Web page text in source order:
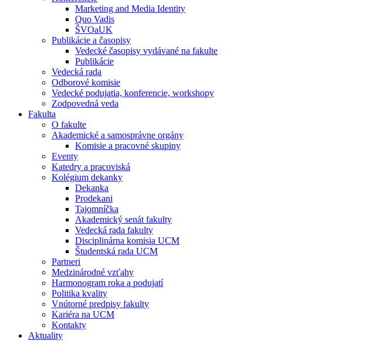
Marketing and Media Identity
Quo Vadis
ŠVOaUK
Publikácie a časopisy
Vedecké časopisy vydávané na fakulte
Publikácie
Vedecká rada
Odborové komisie
Vedecké podujatia, konferencie, workshopy
Zodpovedná veda
Fakulta
O fakulte
Akademické a samosprávne orgány
Komisie a pracovné skupiny
Eventy
Katedry a pracoviská
Kolégium dekanky
Dekanka
Prodekani
Tajomníčka
Akademický senát fakulty
Vedecká rada fakulty
Disciplinárna komisia UCM
Študentská rada UCM
Partneri
Medzinárodné vzťahy
Harmonogram roka a podujatí
Politika kvality
Vnútorné predpisy fakulty
Kariéra na UCM
Kontakty
Aktuality